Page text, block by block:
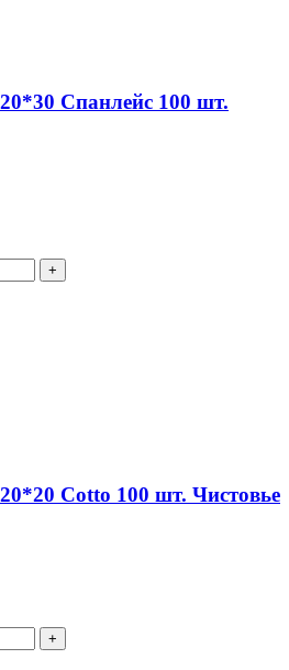
Спанлейс 100 шт.
Cotto 100 шт. Чистовье